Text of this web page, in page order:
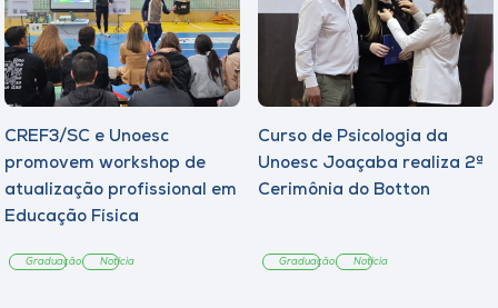
CREF3/SC e Unoesc
promovem workshop de
atualização profissional em
Educação Física
Graduação Notícia
Curso de Psicologia da
Unoesc Joaçaba realiza 2ª
Cerimônia do Botton
Graduação Notícia